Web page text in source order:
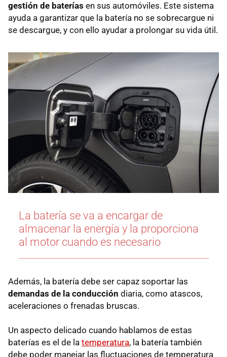
gestión de baterías en sus automóviles. Este sistema
ayuda a garantizar que la batería no se sobrecargue ni
se descargue, y con ello ayudar a prolongar su vida útil.
La batería se va a encargar de
almacenar la energía y la proporciona
al motor cuando es necesario
Además, la batería debe ser capaz soportar las
demandas de la conducción diaria, como atascos,
aceleraciones o frenadas bruscas.
Un aspecto delicado cuando hablamos de estas
baterías es el de la temperatura, la batería también
debe poder manejar las fluctuaciones de temperatura